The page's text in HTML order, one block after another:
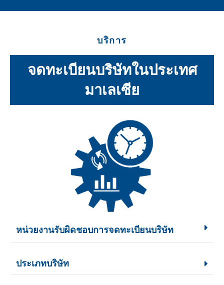
บริการ
จดทะเบียนบริษัทในประเทศ
มาเลเซีย
หน่วยงานรับผิดชอบการจดทะเบียนบริษัท
ประเภทบริษัท